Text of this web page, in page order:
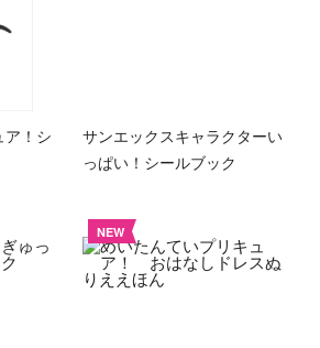
ア！シ
サンエックスキャラクターい
っぱい！シールブック
NEW